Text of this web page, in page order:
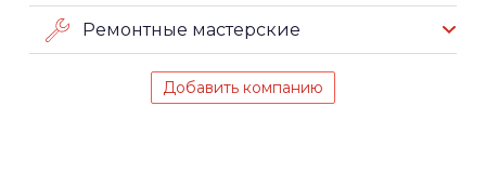
Ремонтные мастерские
Добавить компанию